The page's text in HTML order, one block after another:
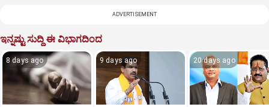
ADVERTISEMENT
ಇನ್ನಷ್ಟು ಸುದ್ದಿ ಈ ವಿಭಾಗದಿಂದ
8 days ago 9 days ago 20 days ago